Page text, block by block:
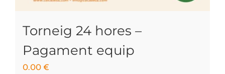
Torneig 24 hores –
Pagament equip
0.00€